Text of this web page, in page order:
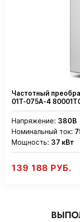
Частотный
01Т-075А-4
Напряжение: 380В
Номинальный ток:
Мощность: 37 кВт
139 188 РУБ.